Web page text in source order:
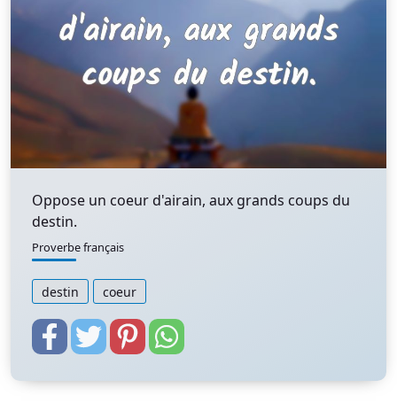
Oppose un coeur d'airain, aux grands coups du
destin.
Proverbe français
destin coeur